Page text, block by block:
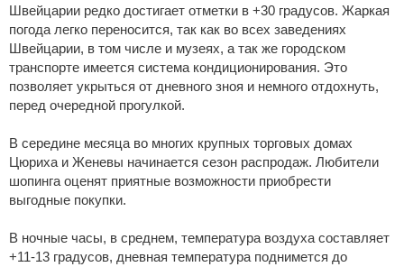
Швейцарии редко достигает отметки в +30 градусов. Жаркая
погода легко переносится, так как во всех заведениях
Швейцарии, в том числе и музеях, а так же городском
транспорте имеется система кондиционирования. Это
позволяет укрыться от дневного зноя и немного отдохнуть,
перед очередной прогулкой.
В середине месяца во многих крупных торговых домах
Цюриха и Женевы начинается сезон распродаж. Любители
шопинга оценят приятные возможности приобрести
выгодные покупки.
В ночные часы, в среднем, температура воздуха составляет
+11-13 градусов, дневная температура поднимется до